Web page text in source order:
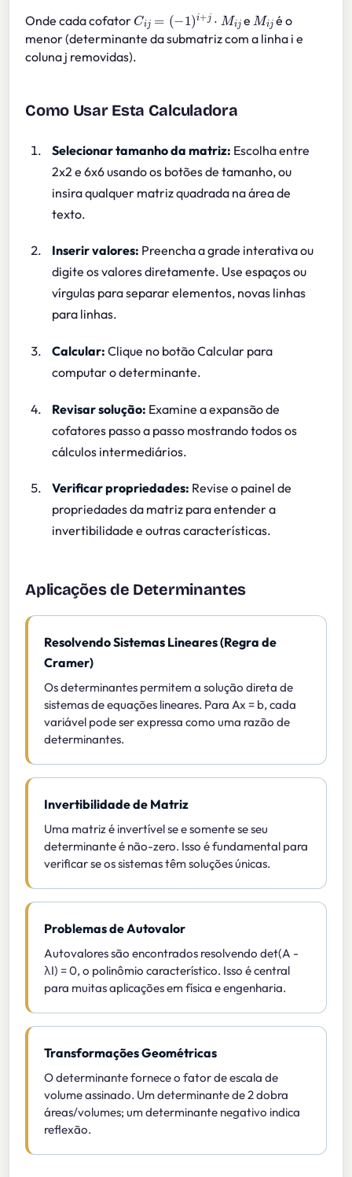
Onde cada cofator Ci 1) ⋅ M j e M ij é o
menor (determinante da submatriz com a linha i e
coluna j removidas).
Como Usar Esta Calculadora
Selecionar tamanho da matriz: Escolha entre
2x2 e 6x6 usando os botões de tamanho, ou
insira qualquer matriz quadrada na área de
texto.
Inserir valores: Preencha a grade interativa ou
digite os valores diretamente. Use espaços ou
vírgulas para separar elementos, novas linhas
para linhas.
Calcular: Clique no botão Calcular para
computar o determinante.
Revisar solução: Examine a expansão de
cofatores passo a passo mostrando todos os
cálculos intermediários.
Verificar propriedades: Revise o painel de
propriedades da matriz para entender a
invertibilidade e outras características.
Aplicações de Determinantes
Resolvendo Sistemas Lineares (Regra de
Cramer)
Os determinantes permitem a solução direta de
sistemas de equações lineares. Para Ax = b, cada
variável pode ser expressa como uma razão de
determinantes.
Invertibilidade de Matriz
Uma matriz é invertível se e somente se seu
determinante é não-zero. Isso é fundamental para
verificar se os sistemas têm soluções únicas.
Problemas de Autovalor
Autovalores são encontrados resolvendo det(A -
λI) = 0, o polinômio característico. Isso é central
para muitas aplicações em física e engenharia.
Transformações Geométricas
O determinante fornece o fator de escala de
volume assinado. Um determinante de 2 dobra
áreas/volumes; um determinante negativo indica
reflexão.